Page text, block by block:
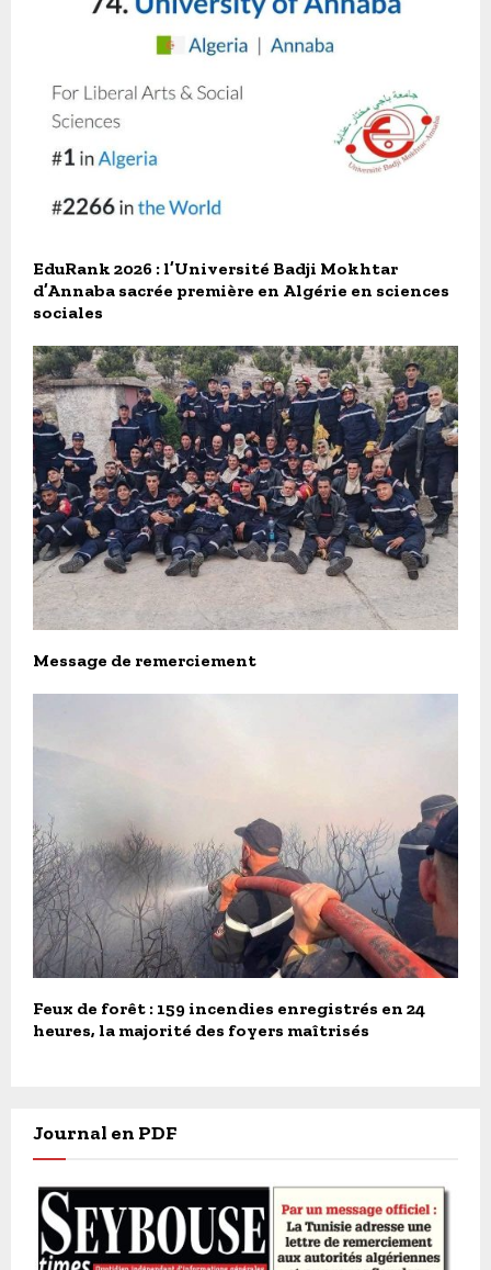
EduRank 2026 : l’Université Badji Mokhtar
d’Annaba sacrée première en Algérie en sciences
sociales
Message de remerciement
Feux de forêt : 159 incendies enregistrés en 24
heures, la majorité des foyers maîtrisés
Journal en PDF